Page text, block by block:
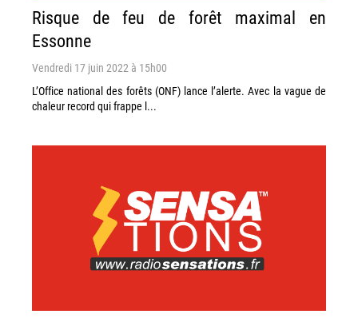
Risque de feu de forêt maximal en
Essonne
Vendredi 17 juin 2022 à 15h00
L’Office national des forêts (ONF) lance l’alerte. Avec la vague de
chaleur record qui frappe l...